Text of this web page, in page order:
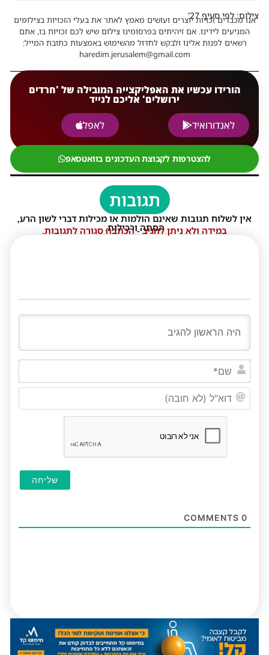
צילום: לפי סעיף 27'
אנו מכבדים זכויות יוצרים ועושים מאמץ לאתר את בעלי הזכויות בצילומים
המגיעים לידינו. אם זיהיתים בפרסומינו צילום שיש לכם זכויות בו, אתם
רשאים לפנות אלינו ולבקש לחדול מהשימוש באמצעות כתובת המייל:
haredim.jerusalem@gmail.com
הורידו עכשיו את האפליקצייה המובילה של 'חרדים
ירושלים' אליכם לנייד
לאנדורואיד
לאפל
להצטרפות לקבוצת העדכונים בוואטסאפ
תגובות
אין לשלוח תגובות שאינם הולמות או מכילות דברי לשון הרע,
הסתה ורכילות.
במידה ולא ניתן להגיב - הכתבה סגורה לתגובות.
0